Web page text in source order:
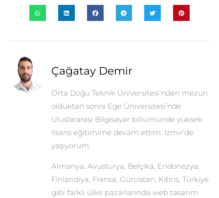
Çağatay Demir
Orta Doğu Teknik Üniversitesi’nden mezun
olduktan sonra Ege Üniversitesi’nde
Uluslararası Bilgisayar bölümünde yüksek
lisans eğitimime devam ettim. İzmir’de
yaşıyorum.
Almanya, Avusturya, Belçika, Endonezya,
Finlandiya, Fransa, Gürcistan, Kıbrıs, Türkiye
gibi farklı ülke pazarlarında web tasarım